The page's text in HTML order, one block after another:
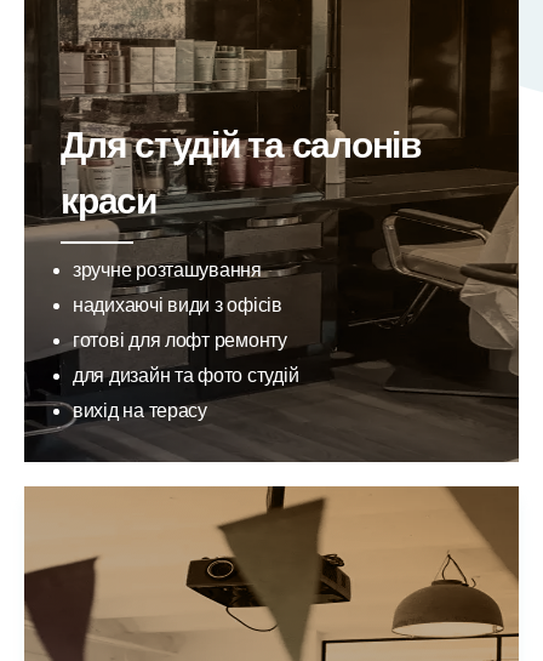
Для студій та салонів
краси
зручне розташування
надихаючі види з офісів
готові для лофт ремонту
для дизайн та фото студій
вихід на терасу